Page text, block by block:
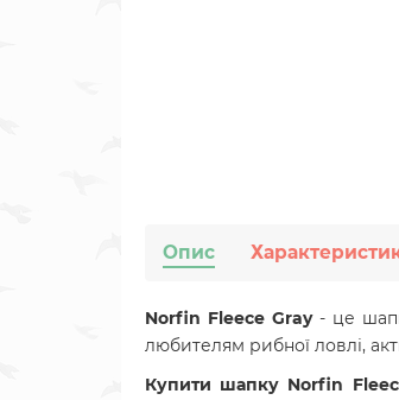
Опис
Norfin Fleece Gray- це
любителям рибної ловлі,
Купити шапку Norfin